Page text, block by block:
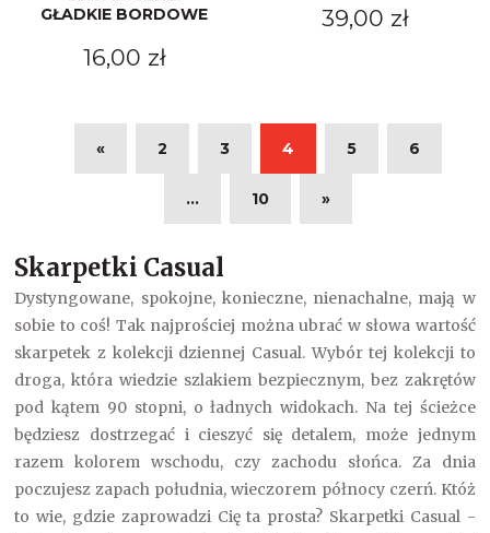
GŁADKIE BORDOWE
16,00 zł
39,00 zł
« 2 3 4 5 6
... 10 »
Skarpetki Casual
Dystyngowane, spokojne, konieczne, nienachalne, mają w
sobie to coś! Tak najprościej można ubrać w słowa wartość
skarpetek z kolekcji dziennej Casual. Wybór tej kolekcji to
droga, która wiedzie szlakiem bezpiecznym, bez zakrętów
pod kątem 90 stopni, o ładnych widokach. Na tej ścieżce
będziesz dostrzegać i cieszyć się detalem, może jednym
razem kolorem wschodu, czy zachodu słońca. Za dnia
poczujesz zapach południa, wieczorem północy czerń. Któż
to wie, gdzie zaprowadzi Cię ta prosta? Skarpetki Casual -